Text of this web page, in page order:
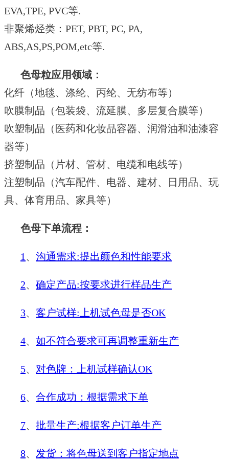
EVA,TPE, PVC等.
非聚烯烃类： PET, PBT, PC, PA,
ABS,AS,PS,POM,etc等.
色母粒应用领域 ：
化纤 （地毯、涤纶、丙纶、无纺布等）
吹膜制品 （包装袋、流延膜、多层复合膜等）
吹塑制品 （医药和化妆品容器、润滑油和油漆容
器等）
挤塑制品 （片材、管材、电缆和电线等）
注塑制品 （汽车配件、电器、建材、日用品、玩
具、体育用品、家具等）
色母下单流程：
1 、 沟通需求:提出颜色和性能要求
2、 确定产品:按要求进行样品生产
3、 客户试样: 上机试色母是否OK
4、 如不符合要求可再调整重新生产
5、 对色牌：上机试样确认OK
6、 合作成功：根据需求下单
7、 批量生产:根据客户订单生产
8、 发货：将色母送到客户指定地点